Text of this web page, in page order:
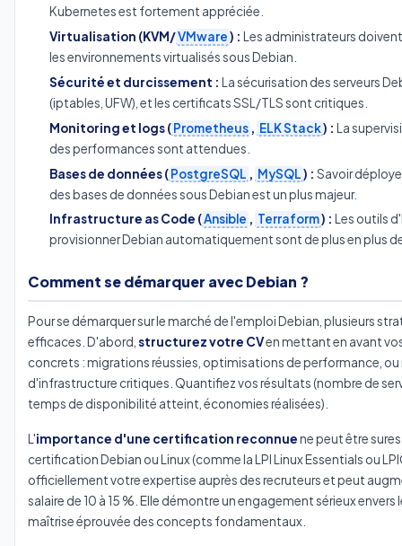
Kubernetes est fortement appréciée.
Virtualisation (KVM/VMware) : Les administrateurs
les environnements virtualisés sous Debian.
Sécurité et durcissement : La sécurisation des serveurs
(iptables, UFW), et les certificats SSL/TLS sont critiques.
Monitoring et logs ( Prometheus , ELK Stack) : La
des performances sont attendues.
Bases de données ( PostgreSQL , MySQL) : Savoir
des bases de données sous Debian est un plus majeur.
Infrastructure as Code (Ansible , Terraform) : Les outils
provisionner Debian automatiquement sont de plus en plus
Comment se démarquer avec Debian ?
Pour se démarquer sur le marché de l'emploi Debian, plusieurs
efficaces. D'abord, structurez votre CVen mettant en avant
concrets : migrations réussies, optimisations de performance, ou
d'infrastructure critiques. Quantifiez vos résultats (nombre de
temps de disponibilité atteint, économies réalisées).
L'importance d'une certification reconnuene peut être
certification Debian ou Linux (comme la LPI Linux Essentials ou
officiellement votre expertise auprès des recruteurs et peut
salaire de 10 à 15 %. Elle démontre un engagement sérieux envers
maîtrise éprouvée des concepts fondamentaux.